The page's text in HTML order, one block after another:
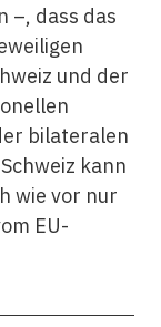
–, dass das
und der
bilateralen
kann
wie vor nur
EU-